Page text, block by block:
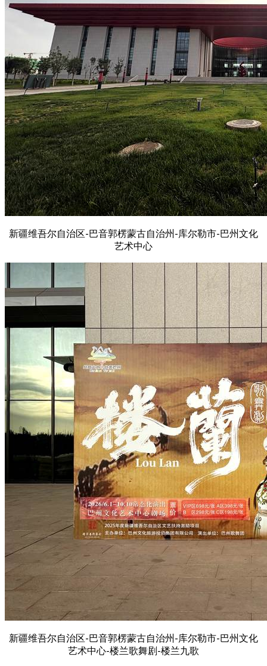
新疆维吾尔自治区-巴音郭楞蒙古自治州-库尔勒市-巴州文化
艺术中心
新疆维吾尔自治区-巴音郭楞蒙古自治州-库尔勒市-巴州文化
艺术中心-楼兰歌舞剧-楼兰九歌